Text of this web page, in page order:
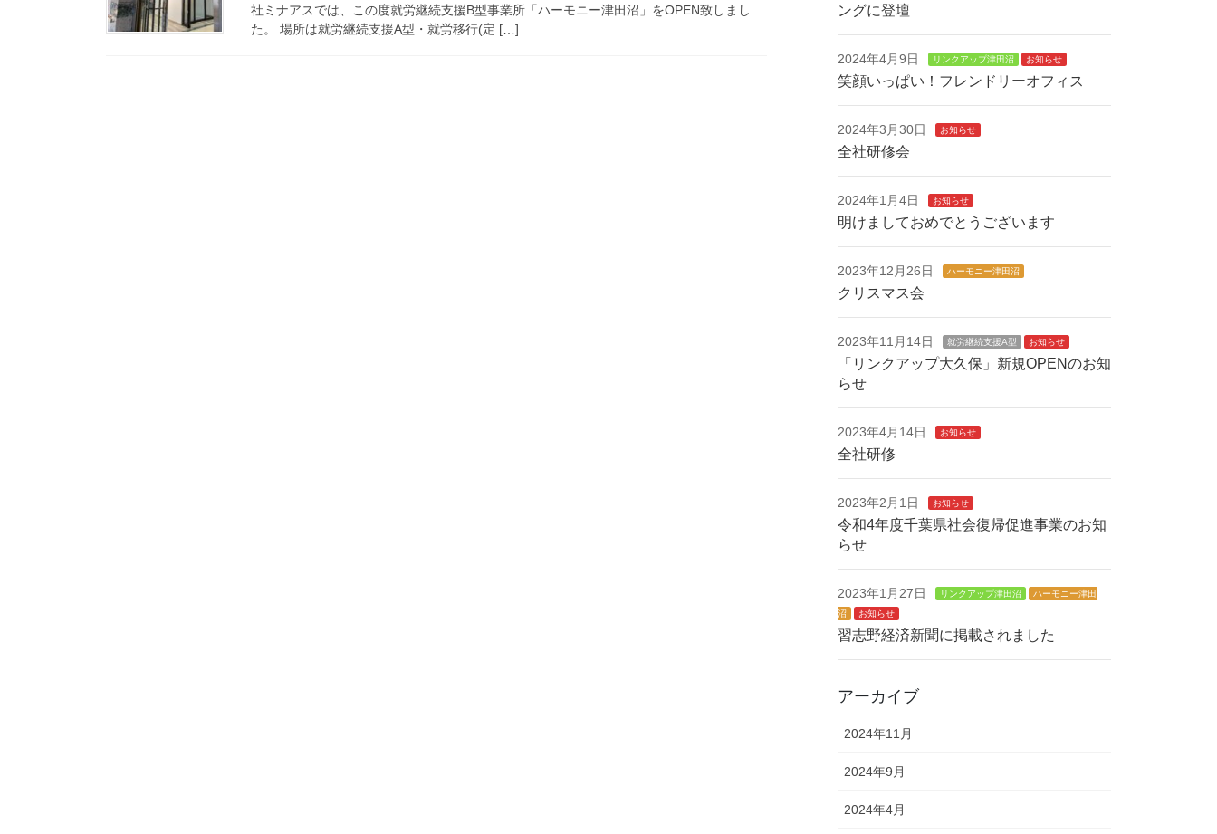
社ミナアスでは、この度就労継続支援B型事業所「ハーモニー津田沼」をOPEN致しまし
た。 場所は就労継続支援A型・就労移行(定 […]
ングに登壇
2024年4月9日 リンクアップ津田沼 お知らせ
笑顔いっぱい！フレンドリーオフィス
2024年3月30日 お知らせ
全社研修会
2024年1月4日 お知らせ
明けましておめでとうございます
2023年12月26日 ハーモニー津田沼
クリスマス会
2023年11月14日 就労継続支援A型 お知らせ
「リンクアップ大久保」新規OPENのお知
らせ
2023年4月14日 お知らせ
全社研修
2023年2月1日 お知らせ
令和4年度千葉県社会復帰促進事業のお知
らせ
2023年1月27日 リンクアップ津田沼
ハーモニー津田
沼
お知らせ
習志野経済新聞に掲載されました
アーカイブ
2024年11月
2024年9月
2024年4月